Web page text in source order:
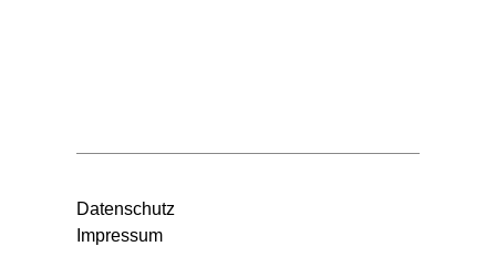
Datenschutz
Impressum